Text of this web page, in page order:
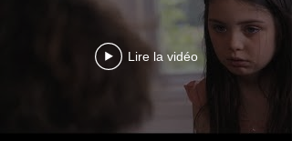
Lire la vidéo